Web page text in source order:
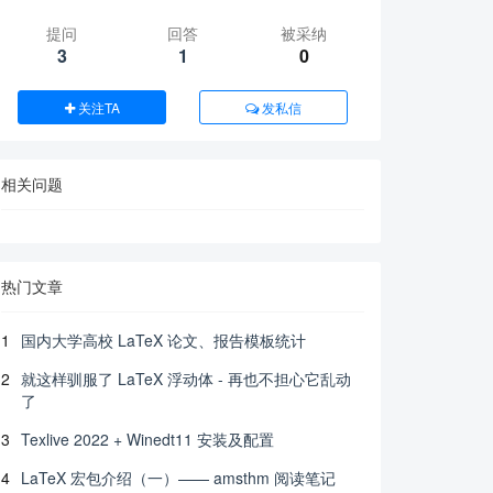
提问
3
回答
1
被采纳
0
关注TA 发私信
相关问题
热门文章
1
国内大学高校 LaTeX 论文、报告模板统计
2 就这样驯服了 LaTeX 浮动体 - 再也不担心它乱动
了
3 Texlive 2022 + Winedt11 安装及配置
4 LaTeX 宏包介绍（一）—— amsthm 阅读笔记